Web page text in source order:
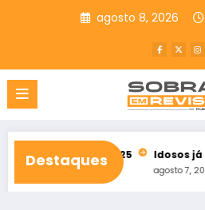
agosto 8, 2026
Destaques
em 2025 Idosos já podem
agosto 7, 2026